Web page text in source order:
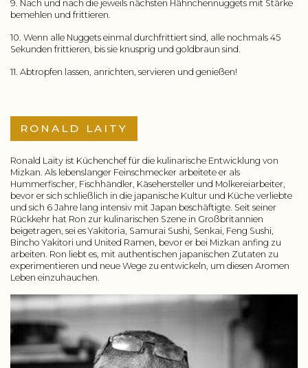
9. Nach und nach die jeweils nächsten Hähnchennuggets mit Stärke
bemehlen und frittieren.
10. Wenn alle Nuggets einmal durchfrittiert sind, alle nochmals 45
Sekunden frittieren, bis sie knusprig und goldbraun sind.
11. Abtropfen lassen, anrichten, servieren und genießen!
RONALD LAITY
Ronald Laity ist Küchenchef für die kulinarische Entwicklung von
Mizkan. Als lebenslanger Feinschmecker arbeitete er als
Hummerfischer, Fischhändler, Käsehersteller und Molkereiarbeiter,
bevor er sich schließlich in die japanische Kultur und Küche verliebte
und sich 6 Jahre lang intensiv mit Japan beschäftigte. Seit seiner
Rückkehr hat Ron zur kulinarischen Szene in Großbritannien
beigetragen, sei es Yakitoria, Samurai Sushi, Senkai, Feng Sushi,
Bincho Yakitori und United Ramen, bevor er bei Mizkan anfing zu
arbeiten. Ron liebt es, mit authentischen japanischen Zutaten zu
experimentieren und neue Wege zu entwickeln, um diesen Aromen
Leben einzuhauchen.